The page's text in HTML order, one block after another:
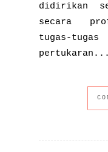
didirikan
secara
tugas-tugas
pertukaran...